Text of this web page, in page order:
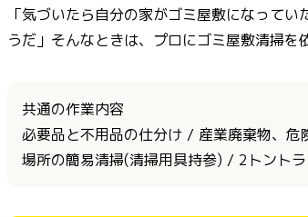
「気づいたら自分の家がゴミ屋敷になって
うだ」そんなときは、プロにゴミ屋敷清掃を
共通の作業内容
必要品と不用品の仕分け / 産業廃棄物、
場所の簡易清掃(清掃用具持参) / 2トント